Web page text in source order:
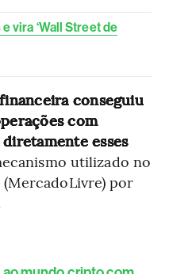
vira ‘Wall Street de
conseguiu
com
esses
utilizado no
por